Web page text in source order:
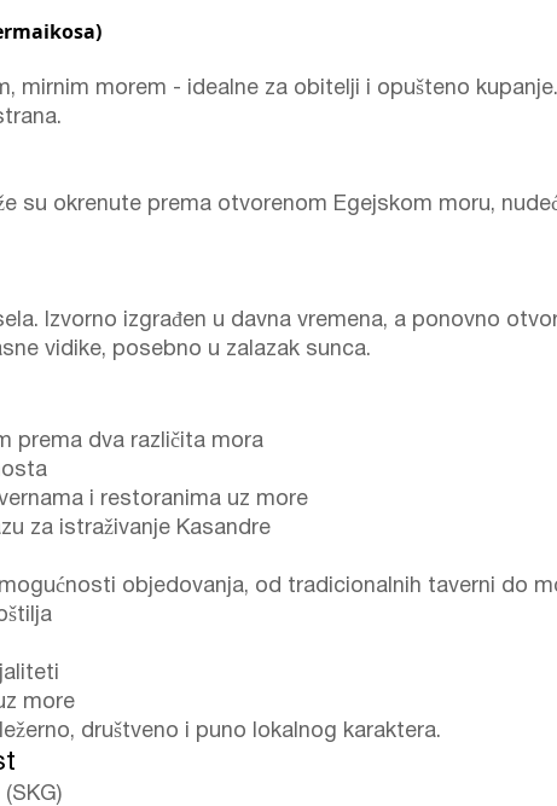
mirnim morem - idealne za obitelji i opušteno
su okrenute prema otvorenom Egejskom moru,
Izvorno izgrađen u davna vremena, a ponovno
vidike, posebno u zalazak sunca.
prema dva različita mora
i restoranima uz more
za istraživanje Kasandre
objedovanja, od tradicionalnih taverni do
more
društveno i puno lokalnog karaktera.